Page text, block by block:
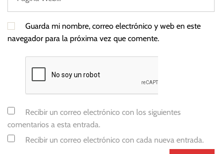
Guarda mi nombre, correo electrónico y web en este
navegador para la próxima vez que comente.
Recibir un correo electrónico con los siguientes
comentarios a esta entrada.
Recibir un correo electrónico con cada nueva entrada.